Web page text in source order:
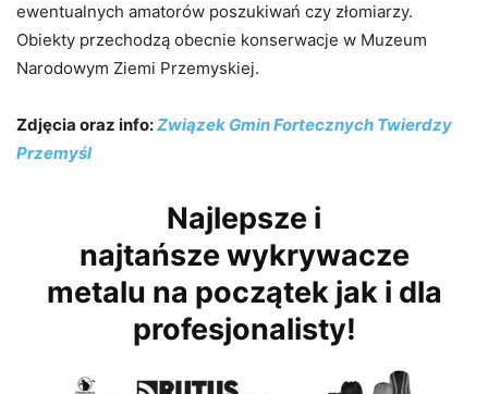
ewentualnych amatorów poszukiwań czy złomiarzy.
Obiekty przechodzą obecnie konserwacje w Muzeum
Narodowym Ziemi Przemyskiej.
Zdjęcia oraz info:Związek Gmin Fortecznych Twierdzy
Przemyśl
Najlepsze i
najtańsze wykrywacze
metalu na początek jak i dla
profesjonalisty!